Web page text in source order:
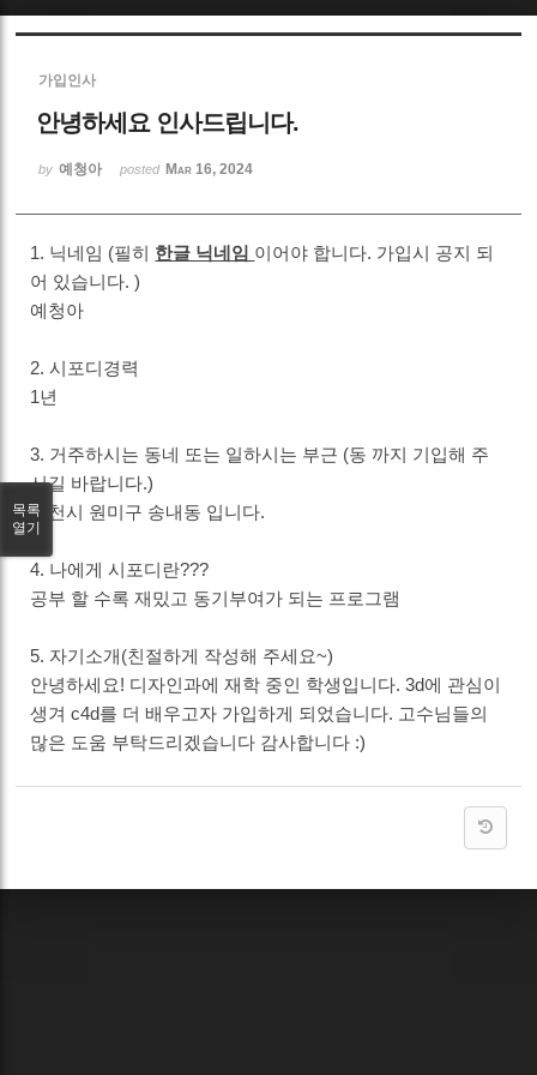
가입인사
안녕하세요 인사드립니다.
by 예청아 posted Mar 16, 2024
1. 닉네임 (필히 한글 닉네임 이어야 합니다. 가입시 공지 되
어 있습니다. )
예청아
2. 시포디경력
1년
3. 거주하시는 동네 또는 일하시는 부근 (동 까지 기입해 주
시길 바랍니다.)
부천시 원미구 송내동 입니다.
4. 나에게 시포디란???
공부 할 수록 재밌고 동기부여가 되는 프로그램
5. 자기소개(친절하게 작성해 주세요~)
안녕하세요! 디자인과에 재학 중인 학생입니다. 3d에 관심이
생겨 c4d를 더 배우고자 가입하게 되었습니다. 고수님들의
많은 도움 부탁드리겠습니다 감사합니다 :)
목록
열기
Sketchbook5, 스케치북5
Sketchbook5, 스케치북5